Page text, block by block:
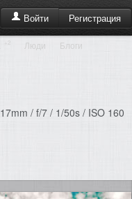
Войти Регистрация
Люди Блоги
17mm / f/7 / 1/50s / ISO 160